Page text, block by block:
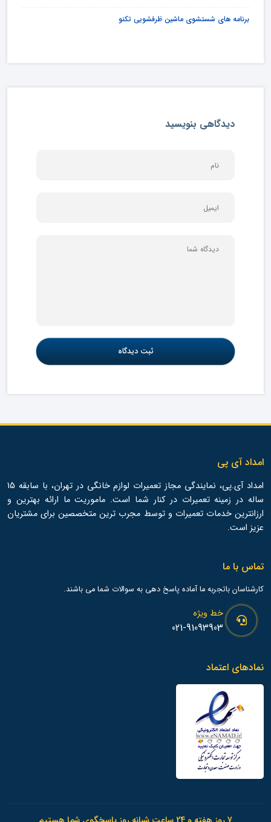
برنامه های شستشوی ماشین ظرفشویی تکنو
دیدگاهی بنویسید
امداد آی پی
امداد آی.پی، نمایندگی مجاز تعمیرات لوازم خانگی در تهران، با سابقه 15
ساله در زمینه تعمیرات در کنار شما است. ماموریت ما ارائه بهترین و
ارزانترین خدمات تعمیرات و توسط مجرب ترین متخصصین برای مشتریان
عزیز است.
تماس با ما
کارشناسان باتجربه ما آماده پاسخ دهی به سوالات شما می باشند.
خط ویژه
021-91093903
نمادهای اعتماد